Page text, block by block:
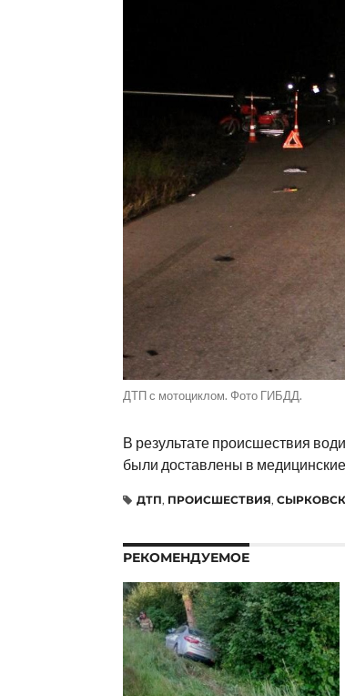
ДТП с мотоциклом. Фото ГИБДД.
В результате происшествия
были доставлены в
ДТП, ПРОИСШЕСТВИЯ,
РЕКОМЕНДУЕМОЕ